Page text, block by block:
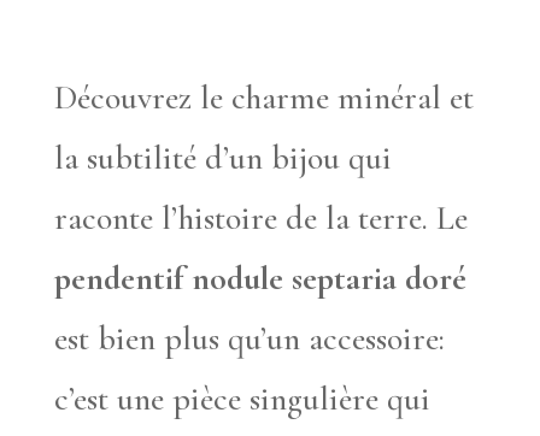
Découvrez le charme minéral et
la subtilité d’un bijou qui
raconte l’histoire de la terre. Le
pendentif nodule septaria doré
est bien plus qu’un accessoire:
c’est une pièce singulière qui